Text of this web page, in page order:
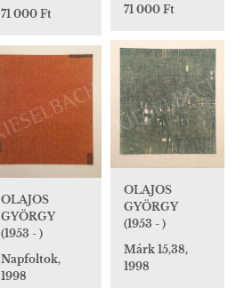
71 000 Ft
71 000 Ft
OLAJOS
GYÖRGY
(1953 - )
Márk 15,38,
1998
OLAJOS
GYÖRGY
(1953 - )
Napfoltok,
1998